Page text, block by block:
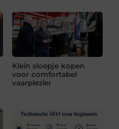
Klein sloepje kopen
voor comfortabel
vaarplezier